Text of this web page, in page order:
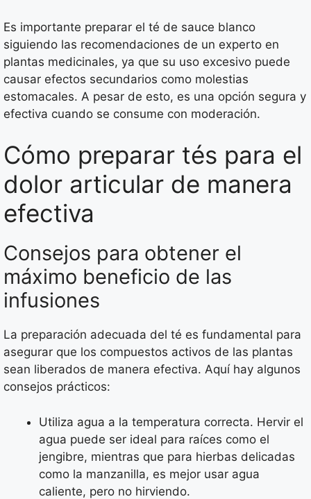
Es importante preparar el té de sauce blanco
siguiendo las recomendaciones de un experto en
plantas medicinales, ya que su uso excesivo puede
causar efectos secundarios como molestias
estomacales. A pesar de esto, es una opción segura y
efectiva cuando se consume con moderación.
Cómo preparar tés para el
dolor articular de manera
efectiva
Consejos para obtener el
máximo beneficio de las
infusiones
La preparación adecuada del té es fundamental para
asegurar que los compuestos activos de las plantas
sean liberados de manera efectiva. Aquí hay algunos
consejos prácticos:
Utiliza agua a la temperatura correcta. Hervir el
agua puede ser ideal para raíces como el
jengibre, mientras que para hierbas delicadas
como la manzanilla, es mejor usar agua
caliente, pero no hirviendo.